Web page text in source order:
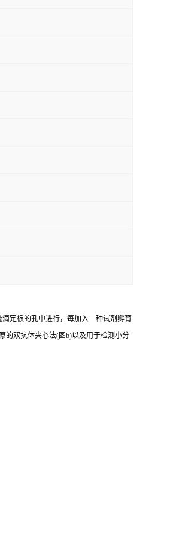
滴定板的孔中进行，每加入一种试剂孵育
的双抗体夹心法(图b)以及用于检测小分